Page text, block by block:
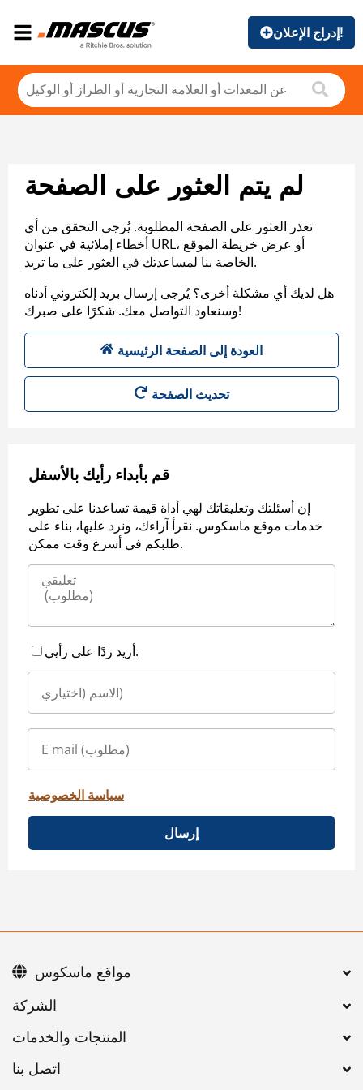
إدراج الإعلان!
لم يتم العثور على الصفحة
تعذر العثور على الصفحة المطلوبة. يُرجى التحقق من أي
أخطاء إملائية في عنوان URL، أو عرض خريطة الموقع
الخاصة بنا لمساعدتك في العثور على ما تريد.
هل لديك أي مشكلة أخرى؟ يُرجى إرسال بريد إلكتروني أدناه
وسنعاود التواصل معك. شكرًا على صبرك!
العودة إلى الصفحة الرئيسية
تحديث الصفحة
قم بأبداء رأيك بالأسفل
إن أسئلتك وتعليقاتك لهي أداة قيمة تساعدنا على تطوير
خدمات موقع ماسكوس. نقرأ آراءك، ونرد عليها، بناء على
طلبكم في أسرع وقت ممكن.
أريد ردًا على رأيي.
سياسة الخصوصية
إرسال
اتصل بنا
مواقع ماسكوس